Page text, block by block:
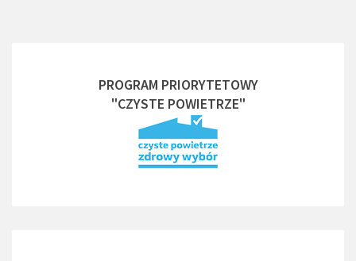
PROGRAM PRIORYTETOWY
"CZYSTE POWIETRZE"